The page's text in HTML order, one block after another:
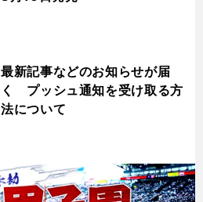
最新記事などのお知らせが届
く プッシュ通知を受け取る方
法について